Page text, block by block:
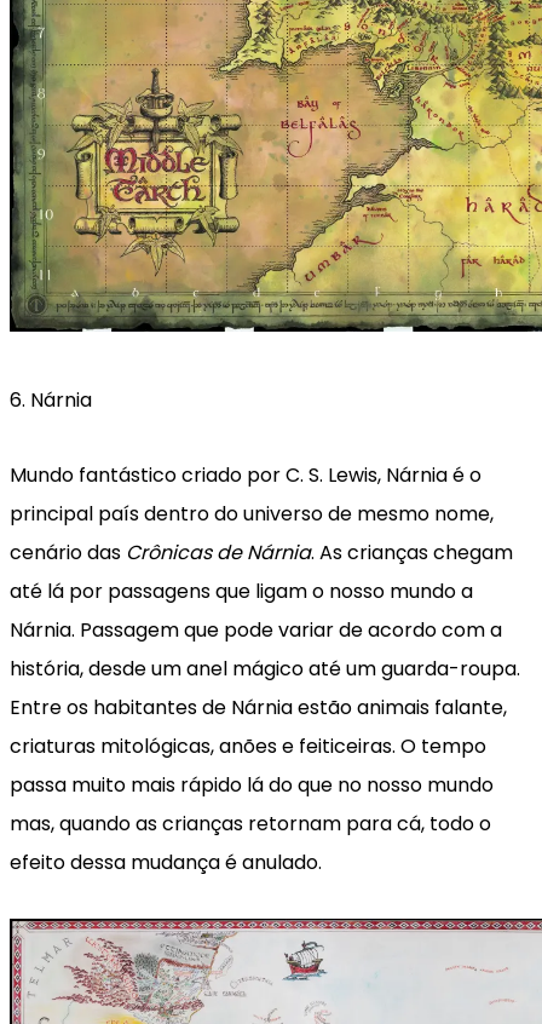
6. Nárnia
Mundo fantástico criado por C. S. Lewis, Nárnia é o
principal país dentro do universo de mesmo nome,
cenário das Crônicas de Nárnia. As crianças chegam
até lá por passagens que ligam o nosso mundo a
Nárnia. Passagem que pode variar de acordo com a
história, desde um anel mágico até um guarda-roupa.
Entre os habitantes de Nárnia estão animais falante,
criaturas mitológicas, anões e feiticeiras. O tempo
passa muito mais rápido lá do que no nosso mundo
mas, quando as crianças retornam para cá, todo o
efeito dessa mudança é anulado.